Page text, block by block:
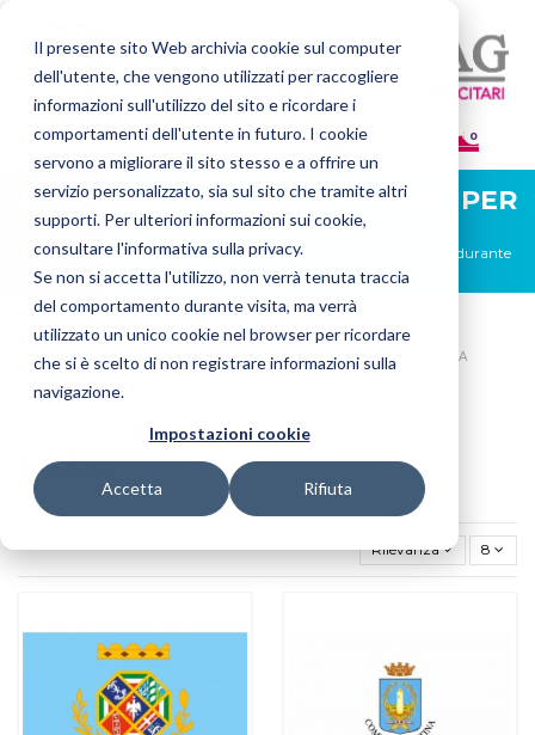
Il presente sito Web archivia cookie sul computer
dell'utente, che vengono utilizzati per raccogliere
informazioni sull'utilizzo del sito e ricordare i
comportamenti dell'utente in futuro. I cookie
servono a migliorare il sito stesso e a offrire un
servizio personalizzato, sia sul sito che tramite altri
supporti. Per ulteriori informazioni sui cookie,
consultare l'informativa sulla privacy.
Se non si accetta l'utilizzo, non verrà tenuta traccia
del comportamento durante visita, ma verrà
utilizzato un unico cookie nel browser per ricordare
che si è scelto di non registrare informazioni sulla
navigazione.
Impostazioni cookie
Accetta Rifiuta
0
LA DIGITAL FLAG SARÀ CHIUSA PER
FERIE DAL 08/08 AL 30/08
Gli ordini ricevuti in questo periodo verranno elaborati e spediti durante
HOME BANDIERE BANDIERE DEL MONDO
BANDIERE DELL'ITALIA
LAZIO
Rilevanza 8